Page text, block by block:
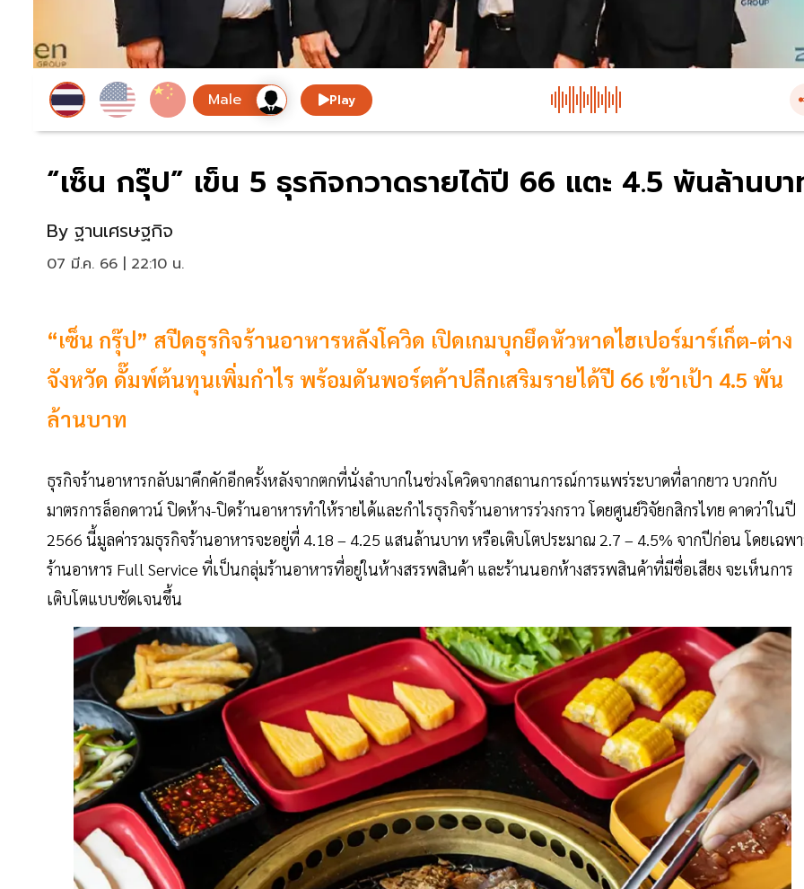
Play
“เซ็น กรุ๊ป” เข็น 5 ธุรกิจกวาดรายได้ปี 66 แตะ 4.5 พันล้านบ
By ฐานเศรษฐกิจ
07 มี.ค. 66 | 22:10 น.
“เซ็น กรุ๊ป” สปีดธุรกิจร้านอาหารหลังโควิด เปิดเกมบุกยึดหัวหาดไฮเปอร์มาร์เก็ต-ต่าง
จังหวัด ดั๊มพ์ต้นทุนเพิ่มกำไร พร้อมดันพอร์ตค้าปลีกเสริมรายได้ปี 66 เข้าเป้า 4.5 พัน
ล้านบาท
ธุรกิจร้านอาหารกลับมาคึกคักอีกครั้งหลังจากตกที่นั่งลำบากในช่วงโควิดจากสถานการณ์การแพร่ระบาดที่ลากยาว บวกกับ
มาตรการล็อกดาวน์ ปิดห้าง-ปิดร้านอาหารทำให้รายได้และกำไรธุรกิจร้านอาหารร่วงกราว โดยศูนย์วิจัยกสิกรไทย คาดว่าในปี
2566 นี้มูลค่ารวมธุรกิจร้านอาหารจะอยู่ที่ 4.18 – 4.25 แสนล้านบาท หรือเติบโตประมาณ 2.7 – 4.5% จากปีก่อน โดยเฉพ
ร้านอาหาร Full Service ที่เป็นกลุ่มร้านอาหารที่อยู่ในห้างสรรพสินค้า และร้านนอกห้างสรรพสินค้าที่มีชื่อเสียง จะเห็นการ
เติบโตแบบชัดเจนขึ้น